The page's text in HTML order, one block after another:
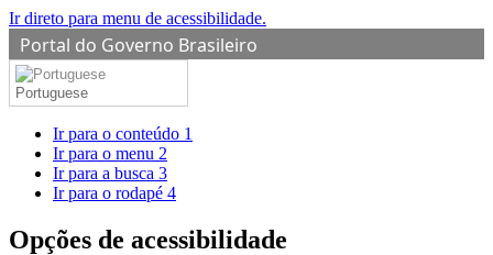
Ir direto para menu de acessibilidade.
Portal do Governo Brasileiro
Portuguese
Ir para o conteúdo 1
Ir para o menu 2
Ir para a busca 3
Ir para o rodapé 4
Opções de acessibilidade